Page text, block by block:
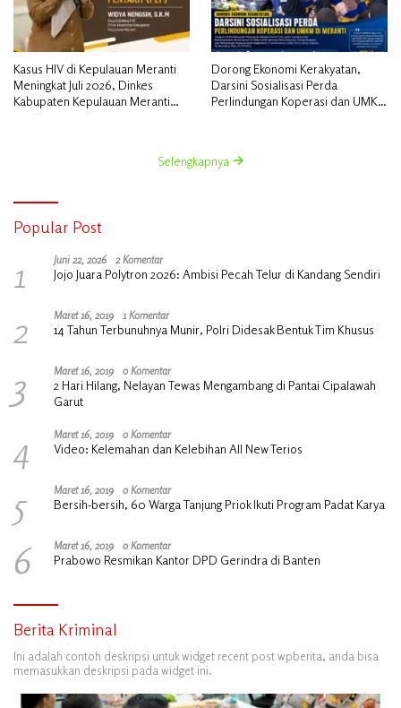
Kasus HIV di Kepulauan Meranti
Meningkat Juli 2026, Dinkes
Kabupaten Kepulauan Meranti
Dorong Ekonomi Kerakyatan,
Darsini Sosialisasi Perda
Perlindungan Koperasi dan UMKM
Selengkapnya
Popular Post
1 Juni 22, 2026 2 Komentar
Jojo Juara Polytron 2026: Ambisi Pecah Telur di Kandang Sendiri
2 Maret 16, 2019 1 Komentar
14 Tahun Terbunuhnya Munir, Polri Didesak Bentuk Tim Khusus
3 Maret 16, 2019 0 Komentar
2 Hari Hilang, Nelayan Tewas Mengambang di Pantai Cipalawah
Garut
4 Maret 16, 2019 0 Komentar
Video: Kelemahan dan Kelebihan All New Terios
5 Maret 16, 2019 0 Komentar
Bersih-bersih, 60 Warga Tanjung Priok Ikuti Program Padat Karya
6 Maret 16, 2019 0 Komentar
Prabowo Resmikan Kantor DPD Gerindra di Banten
Berita Kriminal
Ini adalah contoh deskripsi untuk widget recent post wpberita, anda bisa
memasukkan deskripsi pada widget ini.